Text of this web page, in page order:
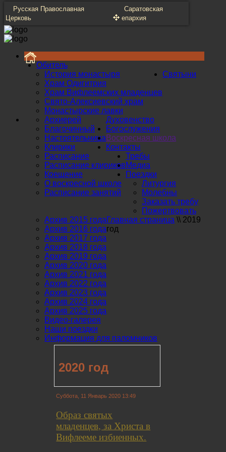
Русская Православная
Церковь
Саратовская
епархия
Обитель
История монастыря
Храм Одигитрия
Храм Вифлеемских младенцев
Свято-Алексиевский храм
Монастырские лавки
Святыни
Духовенство
Архиерей
Благочинный
Настоятельница
Клирики
Богослужения
Расписание
Расписание клириков
Крещение
Воскресная школа
О воскресной школе
Расписание занятий
Контакты
Требы
Литургия
Молебны
Заказать требу
Пожертвовать
Медиа
Архив 2015 года
Архив 2016 года
Архив 2017 года
Архив 2018 года
Архив 2019 года
Архив 2020 года
Архив 2021 года
Архив 2022 года
Архив 2023 года
Архив 2024 года
Архив 2025 года
Видео-галерея
Поездки
Наши поездки
Информация для паломников
Главная страница \\ 2019
год
2020 год
Суббота, 11 Январь 2020 13:49
Образ святых
младенцев, за Христа в
Вифлееме избиенных.